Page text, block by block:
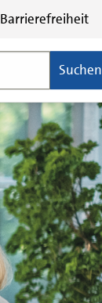
Barrierefreiheit
Suchen